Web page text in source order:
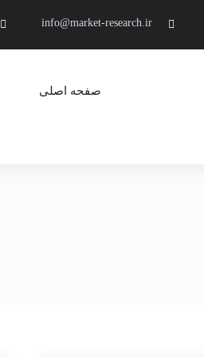
info@market-research.ir
صفحه اصلی